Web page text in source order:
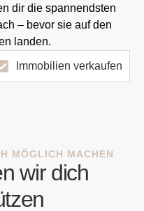
dir die spannendsten
– bevor sie auf den
landen.
Immobilien verkaufen
MÖGLICH MACHEN
wir dich